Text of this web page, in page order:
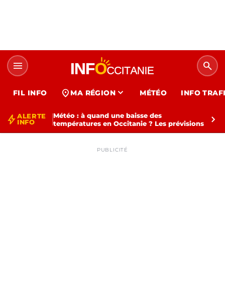
menu search
FIL INFO location_on MA RÉGION expand_more MÉTÉO INFO
bolt ALERTE
INFO
Météo : à quand une baisse des
températures en Occitanie ? Les prévisions
chevron_right
PUBLICITÉ